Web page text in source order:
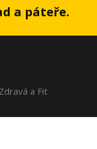
a páteře.
a Fit